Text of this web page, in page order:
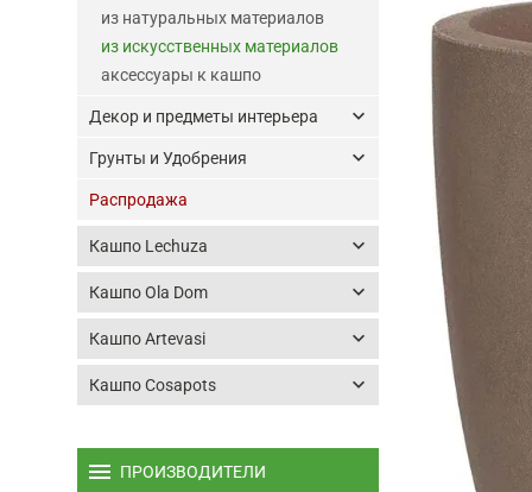
из натуральных материалов
из искусственных материалов
аксессуары к кашпо
Декор и предметы интерьера keyboard_arrow_down
Грунты и Удобрения keyboard_arrow_down
Распродажа
Кашпо Lechuza keyboard_arrow_down
Кашпо Ola Dom keyboard_arrow_down
Кашпо Artevasi keyboard_arrow_down
Кашпо Cosapots keyboard_arrow_down
menu ПРОИЗВОДИТЕЛИ